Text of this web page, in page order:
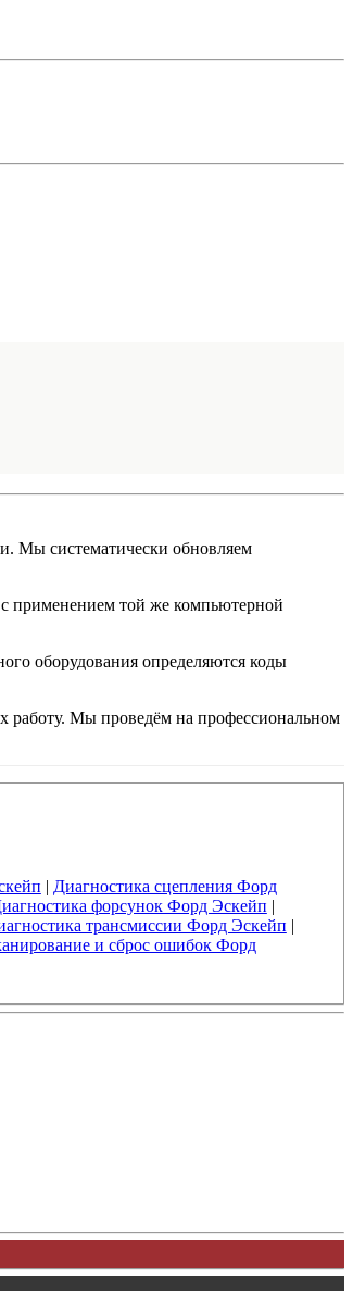
Мы систематически обновляем
применением той же компьютерной
оборудования определяются коды
работу. Мы проведём на профессиональном
| Диагностика сцепления Форд
форсунок Форд Эскейп |
трансмиссии Форд Эскейп |
и сброс ошибок Форд